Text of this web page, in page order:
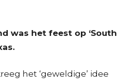
was het feest op ‘South
het ‘geweldige’ idee